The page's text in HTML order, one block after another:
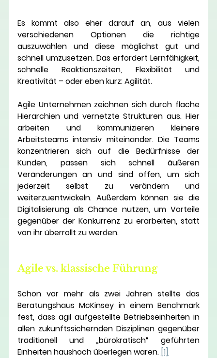
Es kommt also eher darauf an, aus vielen
verschiedenen Optionen die richtige
auszuwählen und diese möglichst gut und
schnell umzusetzen. Das erfordert Lernfähigkeit,
schnelle Reaktionszeiten, Flexibilität und
Kreativität – oder eben kurz: Agilität.
Agile Unternehmen zeichnen sich durch flache
Hierarchien und vernetzte Strukturen aus. Hier
arbeiten und kommunizieren kleinere
Arbeitsteams intensiv miteinander. Die Teams
konzentrieren sich auf die Bedürfnisse der
Kunden, passen sich schnell äußeren
Veränderungen an und sind offen, um sich
jederzeit selbst zu verändern und
weiterzuentwickeln. Außerdem können sie die
Digitalisierung als Chance nutzen, um Vorteile
gegenüber der Konkurrenz zu erarbeiten, statt
von ihr überrollt zu werden.
Agile vs. klassische Führung
Schon vor mehr als zwei Jahren stellte das
Beratungshaus McKinsey in einem Benchmark
fest, dass agil aufgestellte Betriebseinheiten in
allen zukunftssichernden Disziplinen gegenüber
traditionell und „bürokratisch“ geführten
Einheiten haushoch überlegen waren. [1]